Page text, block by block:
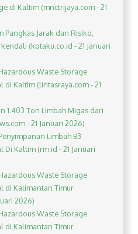
di Kaltim (mnctrijaya.com - 21
Pangkas Jarak dan Risiko,
(kotaku.co.id - 21 Januari
Waste Storage
di Kaltim (lintasraya.com - 21
1.403 Ton Limbah Migas dari
- 21 Januari 2026)
Limbah B3
Kaltim (rm.id - 21 Januari
Waste Storage
di Kalimantan Timur
2026)
Waste Storage
di Kalimantan Timur